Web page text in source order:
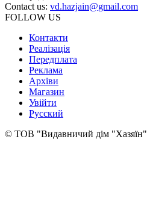
Contact us: vd.hazjain@gmail.com
FOLLOW US
Контакти
Реалізація
Передплата
Реклама
Архіви
Магазин
Увійти
Русский
© ТОВ "Видавничий дім "Хазяїн"